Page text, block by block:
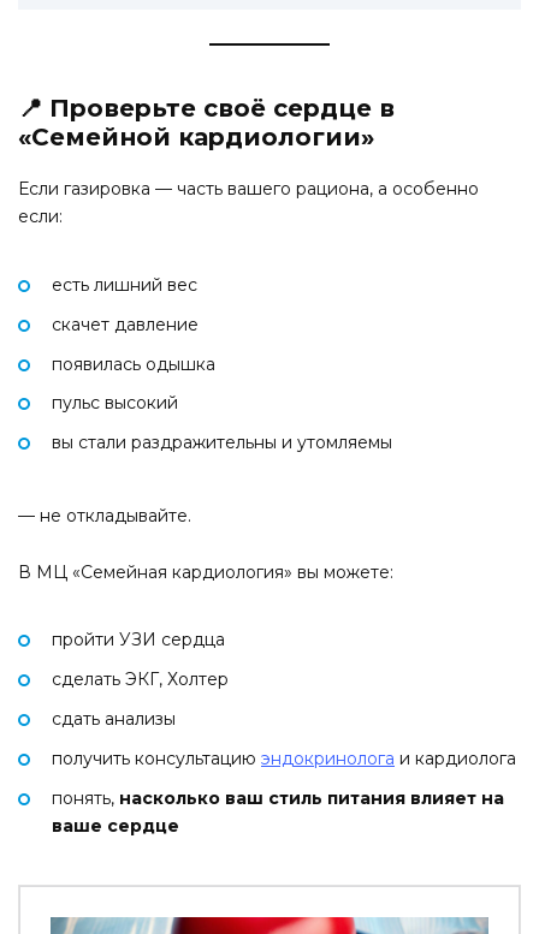
📍 Проверьте своё сердце в
«Семейной кардиологии»
Если газировка — часть вашего рациона, а особенно
если:
есть лишний вес
скачет давление
появилась одышка
пульс высокий
вы стали раздражительны и утомляемы
— не откладывайте.
В МЦ «Семейная кардиология» вы можете:
пройти УЗИ сердца
сделать ЭКГ, Холтер
сдать анализы
получить консультацию эндокринолога и кардиолога
понять, насколько ваш стиль питания влияет на
ваше сердце